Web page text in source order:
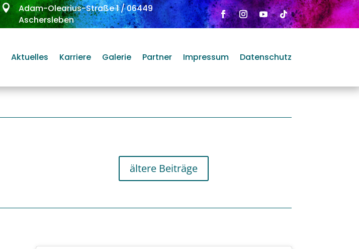
 Adam-Olearius-Straße 1/06449
Aschersleben
Aktuelles Karriere Galerie Partner Impressum Datenschutz
ältere Beiträge